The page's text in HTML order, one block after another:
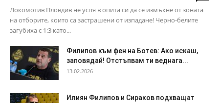
Локомотив Пловдив не успя в опита си да се измъкне от зоната
на отборите, които са застрашени от изпадане! Черно-белите
загубиха с 1:3 като...
Филипов към фен на Ботев: Ако искаш,
заповядай! Отстъпвам ти веднага...
13.02.2026
Илиян Филипов и Сираков подхващат